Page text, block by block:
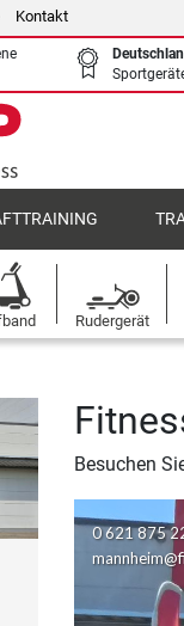
Kontakt
Rudergerät
Besuchen